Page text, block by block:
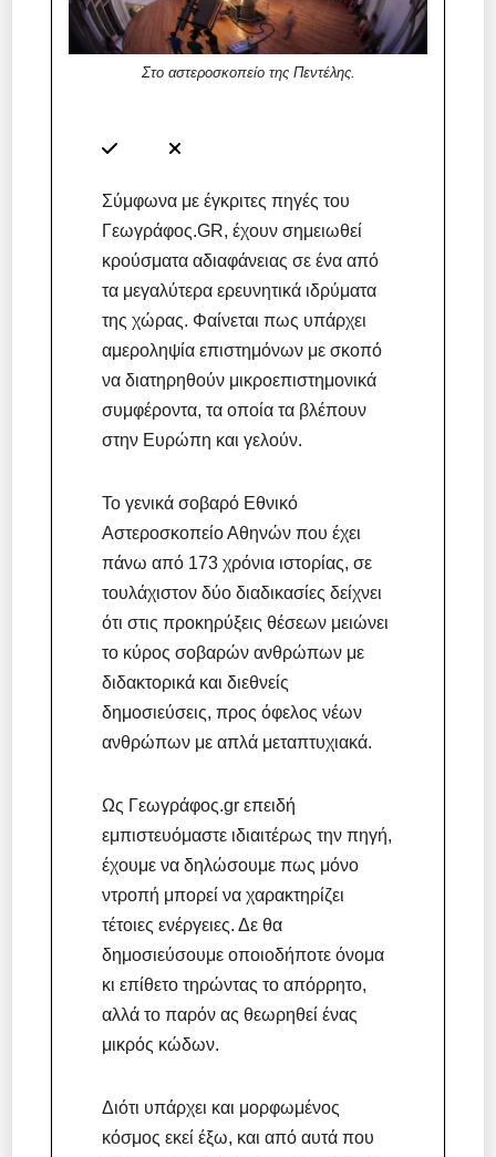
Στο αστεροσκοπείο της Πεντέλης.
Σύμφωνα με έγκριτες πηγές του
Γεωγράφος.GR, έχουν σημειωθεί
κρούσματα αδιαφάνειας σε ένα από
τα μεγαλύτερα ερευνητικά ιδρύματα
της χώρας. Φαίνεται πως υπάρχει
αμεροληψία επιστημόνων με σκοπό
να διατηρηθούν μικροεπιστημονικά
συμφέροντα, τα οποία τα βλέπουν
στην Ευρώπη και γελούν.
Το γενικά σοβαρό Εθνικό
Αστεροσκοπείο Αθηνών που έχει
πάνω από 173 χρόνια ιστορίας, σε
τουλάχιστον δύο διαδικασίες δείχνει
ότι στις προκηρύξεις θέσεων μειώνει
το κύρος σοβαρών ανθρώπων με
διδακτορικά και διεθνείς
δημοσιεύσεις, προς όφελος νέων
ανθρώπων με απλά μεταπτυχιακά.
Ως Γεωγράφος.gr επειδή
εμπιστευόμαστε ιδιαιτέρως την πηγή,
έχουμε να δηλώσουμε πως μόνο
ντροπή μπορεί να χαρακτηρίζει
τέτοιες ενέργειες. Δε θα
δημοσιεύσουμε οποιοδήποτε όνομα
κι επίθετο τηρώντας το απόρρητο,
αλλά το παρόν ας θεωρηθεί ένας
μικρός κώδων.
Διότι υπάρχει και μορφωμένος
κόσμος εκεί έξω, και από αυτά που